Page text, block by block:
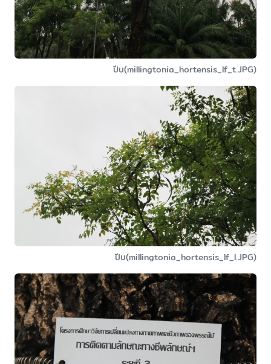
ปีบ(millingtonia_hortensis_lf_t.JPG)
ปีบ(millingtonia_hortensis_lf_l.JPG)